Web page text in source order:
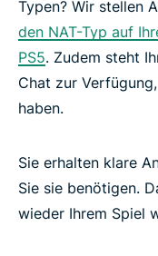
Typen? Wir stellen
den NAT-Typ auf
PS5. Zudem steht
Chat zur
haben.
Sie erhalten klare
Sie sie benötigen.
wieder Ihrem Spiel